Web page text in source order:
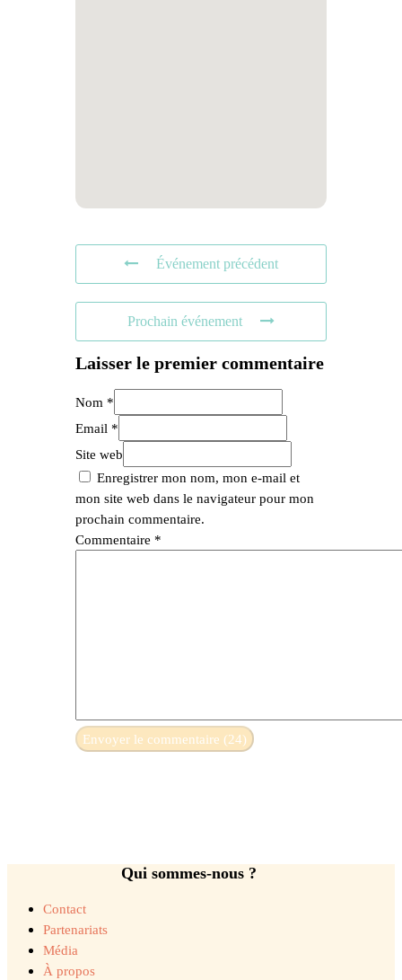
Événement précédent
Prochain événement
Laisser le premier commentaire
Nom *
Email *
Site web
Enregistrer mon nom, mon e-mail et
mon site web dans le navigateur pour mon
prochain commentaire.
Commentaire *
Qui sommes-nous ?
Contact
Partenariats
Média
À propos